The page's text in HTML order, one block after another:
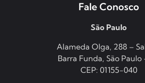
Fale Conosco
São Paulo
Alameda Olga, 288 –
Barra Funda, São Paulo
CEP: 01155-040